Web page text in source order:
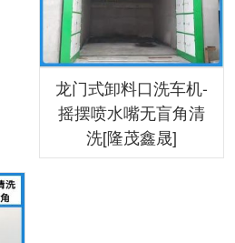
龙门式卸料口洗车机-
摇摆喷水嘴无盲角清
洗[隆茂鑫晟]